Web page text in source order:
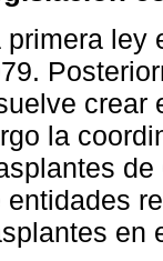
primera ley
crear
la
entidades
en